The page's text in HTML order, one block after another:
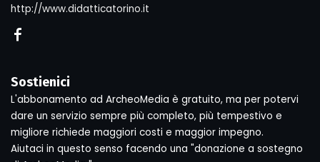
http://www.didatticatorino.it
Sostienici
L'abbonamento ad ArcheoMedia è gratuito, ma per potervi
dare un servizio sempre più completo, più tempestivo e
migliore richiede maggiori costi e maggior impegno.
Aiutaci in questo senso facendo una "donazione a sostegno